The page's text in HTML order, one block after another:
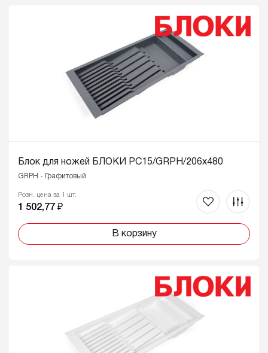
Блок для ножей БЛОКИ PC15/GRPH/206x480
GRPH - Графитовый
Розн. цена за 1 шт.
1 502,77 ₽
В корзину